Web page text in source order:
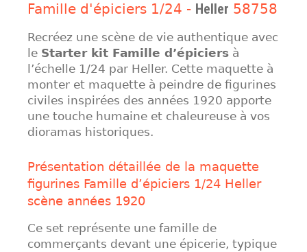
Famille d'épiciers 1/24 - Heller 58758
Recréez une scène de vie authentique avec
le Starter kit Famille d’épiciers à
l’échelle 1/24 par Heller. Cette maquette à
monter et maquette à peindre de figurines
civiles inspirées des années 1920 apporte
une touche humaine et chaleureuse à vos
dioramas historiques.
Présentation détaillée de la maquette
figurines Famille d’épiciers 1/24 Heller
scène années 1920
Ce set représente une famille de
commerçants devant une épicerie, typique